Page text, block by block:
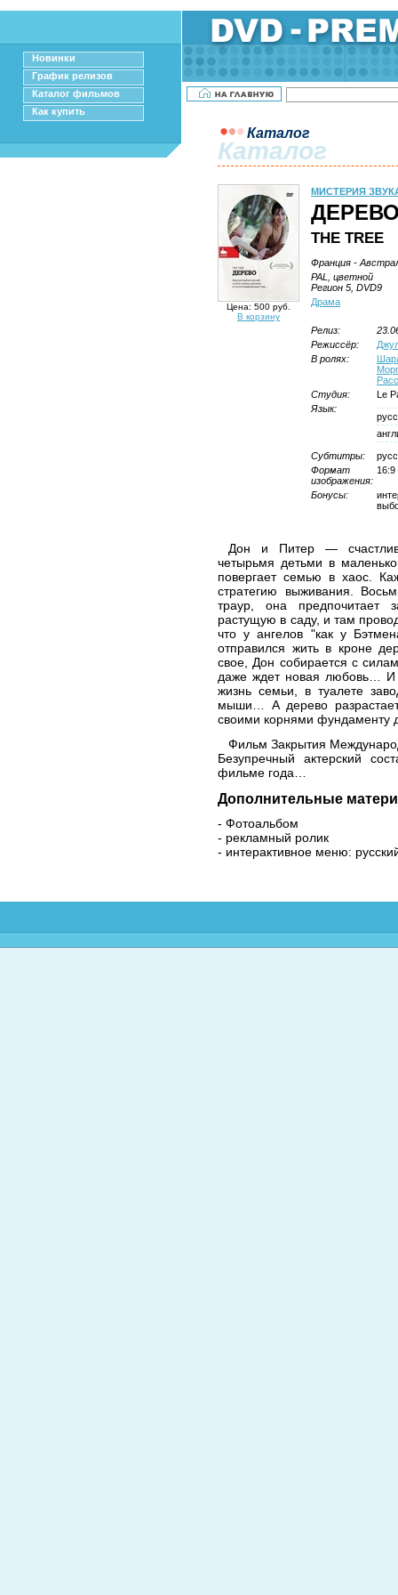
Новинки
График релизов
Каталог фильмов
Как купить
Каталог
Каталог
Цена: 500 руб.
В корзину
МИСТЕРИЯ
THE TREE
Франция -
PAL, цветной
Регион 5, DVD9
Драма
Релиз:
Режиссёр:
В ролях:
Студия:
Le
Язык:
Субтитры:
Формат
изображения:
16:9
Бонусы:
Дон и Питер —
четырьмя детьми в
повергает семью в хаос.
стратегию выживания.
траур, она предпочитает
растущую в саду, и там
что у ангелов "как у
отправился жить в кроне
свое, Дон собирается с
даже ждет новая любовь… И
жизнь семьи, в туалете
мыши… А дерево
своими корнями
Фильм Закрытия
Безупречный актерский
фильме года…
Дополнительные
- Фотоальбом
- рекламный ролик
- интерактивное меню: